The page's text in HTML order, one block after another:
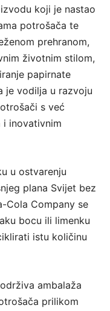
koji je nastao
potrošača te
prehranom,
životnim stilom,
papirnate
je vodilja u razvoju
s već
i inovativnim
u ostvarenju
plana Svijet bez
Cola Company se
bocu ili limenku
istu količinu
ambalaža
prilikom